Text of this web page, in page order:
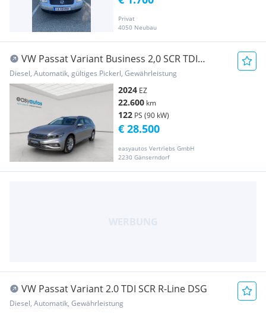
Privat
4050 Neubau
VW Passat Variant Business 2,0 SCR TDI
DSG;MATRIX;...
Diesel, Automatik, gültiges Pickerl, Gewährleistung
2024 EZ
22.600 km
122 PS (90 kW)
easyautos Vertriebs GmbH
2230 Gänserndorf
€ 28.500
VW Passat Variant 2.0 TDI SCR R-Line DSG
Diesel, Automatik, Gewährleistung